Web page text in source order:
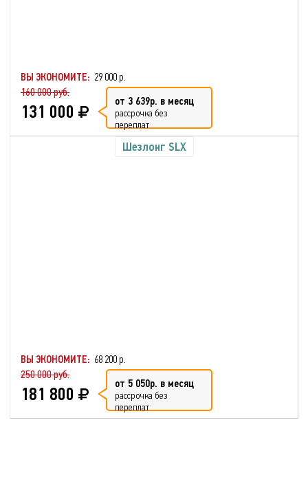
ВЫ ЭКОНОМИТЕ: 29 000 р.
160 000 руб.
131 000 от 3 639р. в месяц
рассрочка без
переплат
Шезлонг SLX
ВЫ ЭКОНОМИТЕ: 68 200 р.
250 000 руб.
181 800 от 5 050р. в месяц
рассрочка без
переплат